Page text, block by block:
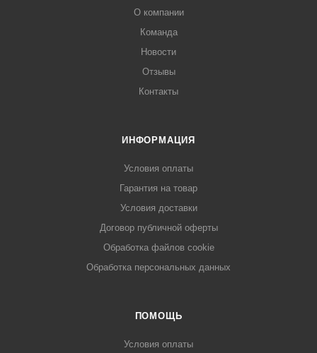
О компании
Команда
Новости
Отзывы
Контакты
ИНФОРМАЦИЯ
Условия оплаты
Гарантия на товар
Условия доставки
Договор публичной оферты
Обработка файлов cookie
Обработка персональных данных
ПОМОЩЬ
Условия оплаты